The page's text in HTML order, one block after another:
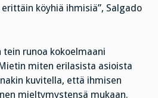
köyhiä ihmisiä”, Salgado
runoa kokoelmaani
miten erilasista asioista
kuvitella, että ihmisen
mieltymystensä mukaan.